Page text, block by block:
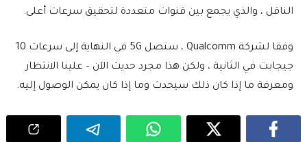
الناقل ، والذي يجمع بين قنوات متعددة لتحقيق سرعات أعلى.
وفقا لشركة Qualcomm ، ستصل 5G في النهاية إلى سرعات 10
جيجابت في الثانية ، ولكن هذا مجرد حديث الآن – علينا الانتظار
ومعرفة ما إذا كان ذلك سيحدث وما إذا كان يمكن الوصول إليه.